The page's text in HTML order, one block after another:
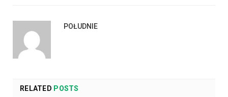
POŁUDNIE
RELATED POSTS